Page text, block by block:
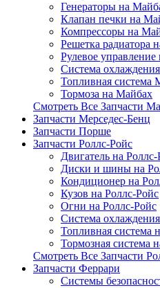
Генераторы на
Клапан печки на
Компрессоры на
Решетка радиатора
Рулевое
Система
Топливная система
Тормоза на Майбах
Смотреть Все Запчасти
Запчасти Мерседес-Бенц
Запчасти Порше
Запчасти Роллс-Ройс
Двигатель на
Диски и шины на
Кондиционер на
Кузов на Роллс-Ройс
Огни на Роллс-Ройс
Система
Топливная система
Тормозная cистема
Смотреть Все Запчасти
Запчасти Феррари
Системы